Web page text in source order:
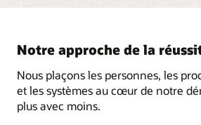
Notre approche de la
Nous plaçons les personnes, les
et les systèmes au cœur de notre
plus avec moins.